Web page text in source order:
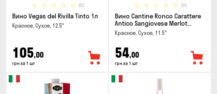
(0)
Вино Vegas del Rivilla Tinto 1л
Красное, Сухое, 12.5°
105,00
грн за 1 шт
(0)
Вино Cantine Ronco Carattere
Antico Sangiovese Merlot
Rubicone IGT 0.25л
Красное, Сухое, 11.5°
54,00
грн за 1 шт